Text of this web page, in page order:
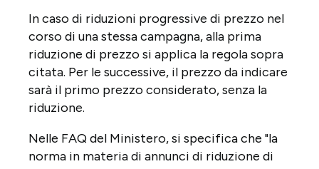
In caso di riduzioni progressive di prezzo nel
corso di una stessa campagna, alla prima
riduzione di prezzo si applica la regola sopra
citata. Per le successive, il prezzo da indicare
sarà il primo prezzo considerato, senza la
riduzione.
Nelle FAQ del Ministero, si specifica che "la
norma in materia di annunci di riduzione di